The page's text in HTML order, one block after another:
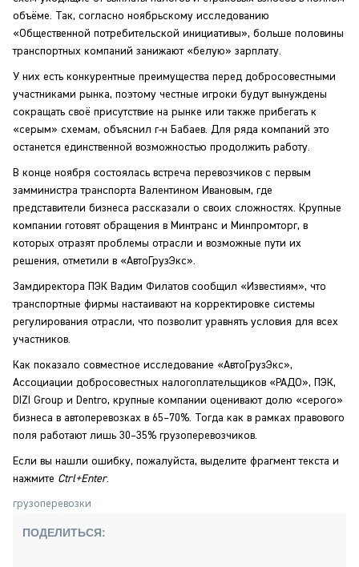
объёме. Так, согласно ноябрьскому исследованию
«Общественной потребительской инициативы», больше половины
транспортных компаний занижают «белую» зарплату.
У них есть конкурентные преимущества перед добросовестными
участниками рынка, поэтому честные игроки будут вынуждены
сокращать своё присутствие на рынке или также прибегать к
«серым» схемам, объяснил г-н Бабаев. Для ряда компаний это
останется единственной возможностью продолжить работу.
В конце ноября состоялась встреча перевозчиков с первым
замминистра транспорта Валентином Ивановым, где
представители бизнеса рассказали о своих сложностях. Крупные
компании готовят обращения в Минтранс и Минпромторг, в
которых отразят проблемы отрасли и возможные пути их
решения, отметили в «АвтоГрузЭкс».
Замдиректора ПЭК Вадим Филатов сообщил «Известиям», что
транспортные фирмы настаивают на корректировке системы
регулирования отрасли, что позволит уравнять условия для всех
участников.
Как показало совместное исследование «АвтоГрузЭкс»,
Ассоциации добросовестных налогоплательщиков «РАДО», ПЭК,
DIZI Group и Dentro, крупные компании оценивают долю «серого»
бизнеса в автоперевозках в 65–70%. Тогда как в рамках правового
поля работают лишь 30–35% грузоперевозчиков.
Если вы нашли ошибку, пожалуйста, выделите фрагмент текста и
нажмите Ctrl+Enter.
грузоперевозки
ПОДЕЛИТЬСЯ: